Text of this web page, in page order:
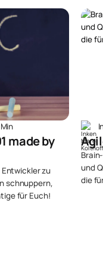
made by
zu
schnuppern,
für Euch!
und
die